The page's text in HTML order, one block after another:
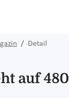
Detail
auf